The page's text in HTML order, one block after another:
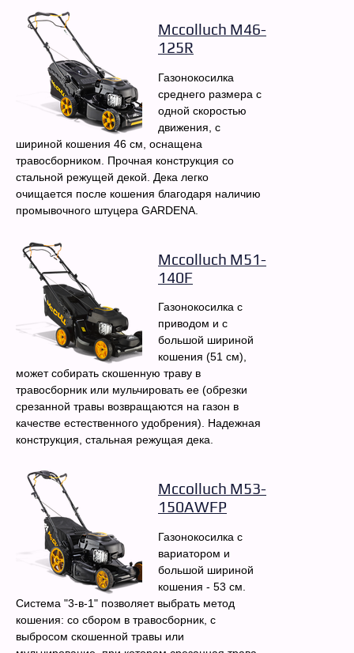
Mccolluch M46-
125R
Газонокосилка
среднего размера с
одной скоростью
движения, с
шириной кошения 46 см, оснащена
травосборником. Прочная конструкция со
стальной режущей декой. Дека легко
очищается после кошения благодаря наличию
промывочного штуцера GARDENA.
Mccolluch M51-
140F
Газонокосилка с
приводом и с
большой шириной
кошения (51 см),
может собирать скошенную траву в
травосборник или мульчировать ее (обрезки
срезанной травы возвращаются на газон в
качестве естественного удобрения). Надежная
конструкция, стальная режущая дека.
Mccolluch M53-
150AWFP
Газонокосилка с
вариатором и
большой шириной
кошения - 53 см.
Система "3-в-1" позволяет выбрать метод
кошения: со сбором в травосборник, с
выбросом скошенной травы или